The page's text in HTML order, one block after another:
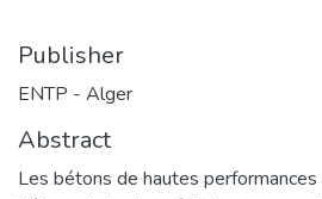
Publisher
ENTP - Alger
Abstract
Les bétons de hautes